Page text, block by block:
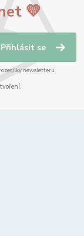
💛
Přihlásit se
newsletteru.